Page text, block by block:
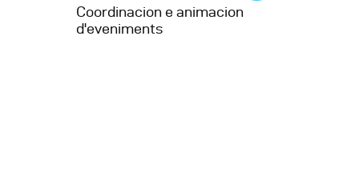
Coordinacion e animacion
d'eveniments